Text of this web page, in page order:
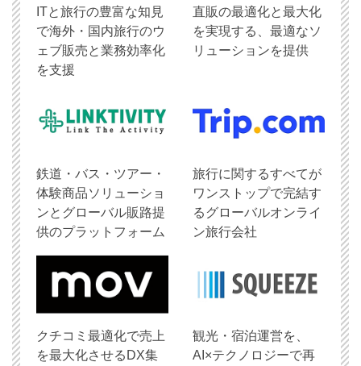
ITと旅行の豊富な知見
で海外・国内旅行のウ
ェブ販売と業務効率化
を支援
直販の最適化と最大化
を実現する、最適なソ
リューションを提供
鉄道・バス・ツアー・
体験商品ソリューショ
ンとグローバル販路提
供のプラットフォーム
旅行に関するすべてが
ワンストップで完結す
るグローバルオンライ
ン旅行会社
クチコミ最適化で売上
を最大化させるDX集
観光・宿泊運営を、
AI×テクノロジーで再